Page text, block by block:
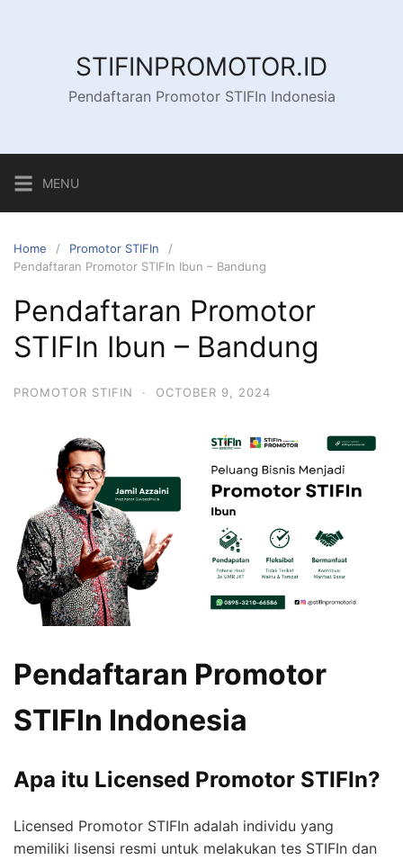
STIFINPROMOTOR.ID
Pendaftaran Promotor STIFIn Indonesia
MENU
Home
Promotor STIFIn
Pendaftaran Promotor STIFIn Ibun – Bandung
Pendaftaran Promotor
STIFIn Ibun – Bandung
PROMOTOR STIFIN · OCTOBER 9, 2024
Pendaftaran Promotor
STIFIn Indonesia
Apa itu Licensed Promotor STIFIn?
Licensed Promotor STIFIn adalah individu yang
memiliki lisensi resmi untuk melakukan tes STIFIn dan